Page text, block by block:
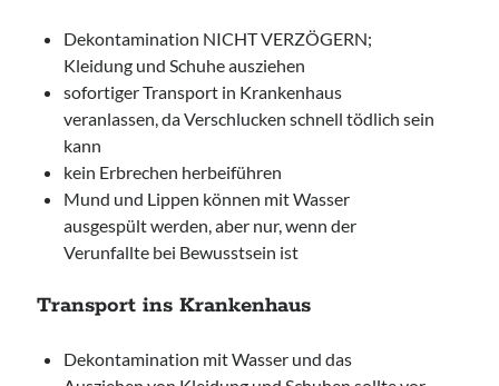
Dekontamination NICHT VERZÖGERN;
Kleidung und Schuhe ausziehen
sofortiger Transport in Krankenhaus
veranlassen, da Verschlucken schnell tödlich sein
kann
kein Erbrechen herbeiführen
Mund und Lippen können mit Wasser
ausgespült werden, aber nur, wenn der
Verunfallte bei Bewusstsein ist
Transport ins Krankenhaus
Dekontamination mit Wasser und das